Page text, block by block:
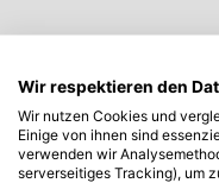
Wir respektieren den
Wir nutzen Cookies und
Einige von ihnen sind
verwenden wir
serverseitiges Tracking), um